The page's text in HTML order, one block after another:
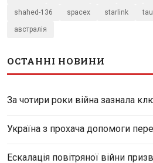
shahed-136 spacex starlink
австралія
ОСТАННІ НОВИНИ
За чотири роки війна зазнала
Україна з прохача допомоги
Ескалація повітряної війни